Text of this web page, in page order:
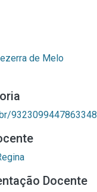
de Melo
9323099447863348
Docente